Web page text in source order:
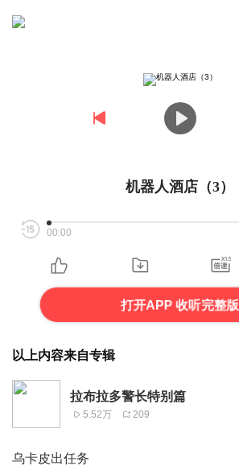
机器人酒店（3）
00:00
打开APP 收听完整版
以上内容来自专辑
拉布拉多警长特别篇
5.52万 209
乌卡皮出任务